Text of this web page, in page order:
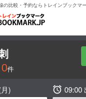
比較・予約ならトレインブックマ
0件
)  09:00